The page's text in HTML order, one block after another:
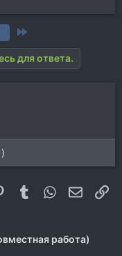
для ответа.
Pinterest
Tumblr WhatsApp
работа)